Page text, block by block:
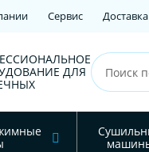
Сервис Доставка
ДЛЯ